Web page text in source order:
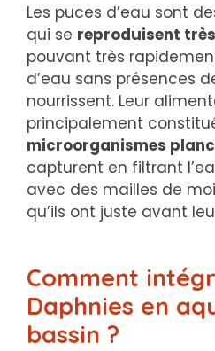
Les puces d’eau sont
qui se reproduisent
pouvant très
d’eau sans présences
nourrissent. Leur
principalement
microorganismes
capturent en filtrant
avec des mailles de
qu’ils ont juste avant
Comment
Daphnies en
bassin ?